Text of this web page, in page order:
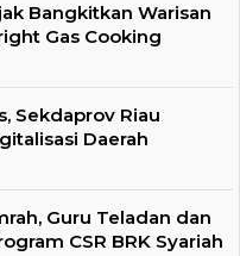
Bangkitkan Warisan
Gas Cooking
Sekdaprov Riau
Daerah
Guru Teladan dan
CSR BRK Syariah